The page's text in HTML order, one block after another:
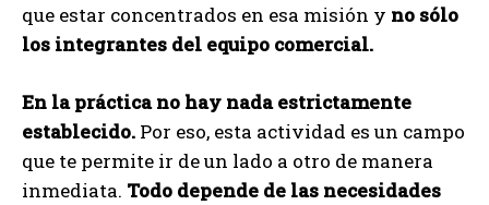
que estar concentrados en esa misión y no sólo
los integrantes del equipo comercial.
En la práctica no hay nada estrictamente
establecido. Por eso, esta actividad es un campo
que te permite ir de un lado a otro de manera
inmediata. Todo depende de las necesidades